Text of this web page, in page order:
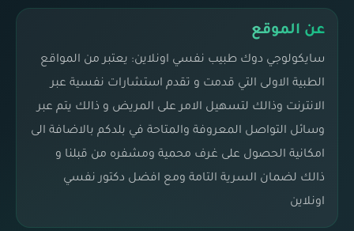
عن الموقع
سايكولوجي دوك طبيب نفسي اونلاين: يعتبر من المواقع
الطبية الاولى التي قدمت و تقدم استشارات نفسية عبر
الانترنت وذالك لتسهيل الامر على المريض و ذالك يتم عبر
وسائل التواصل المعروفة والمتاحة في بلدكم بالاضافة الى
امكانية الحصول على غرف محمية ومشفره من قبلنا و
ذالك لضمان السرية التامة ومع افضل دكتور نفسي
اونلاين